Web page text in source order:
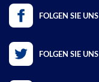
FOLGEN SIE
FOLGEN SIE